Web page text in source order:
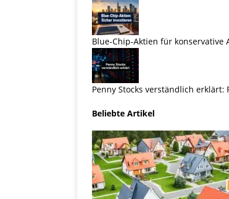
Blue-Chip-Aktien für konservative
Penny Stocks verständlich
Beliebte Artikel